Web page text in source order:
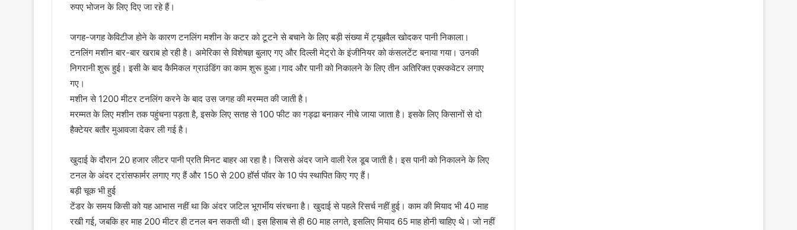
रुपए भोजन के लिए दिए जा रहे हैं।
जगह-जगह केविटीज होने के कारण टनलिंग मशीन के कटर को टूटने से बचाने के लिए बड़ी संख्या में ट्यूबवैल खोदकर पानी निकाला।
टनलिंग मशीन बार-बार खराब हो रही है। अमेरिका से विशेषज्ञ बुलाए गए और दिल्ली मेट्रो के इंजीनियर को कंसलटेंट बनाया गया। उनकी
निगरानी शुरू हुई। इसी के बाद कैमिकल ग्राउंडिंग का काम शुरू हुआ।गाद और पानी को निकालने के लिए तीन अतिरिक्त एक्स्कवेटर लगाए
गए।
मशीन से 1200 मीटर टनलिंग करने के बाद उस जगह की मरम्मत की जाती है।
मरम्मत के लिए मशीन तक पहुंचना पड़ता है, इसके लिए सतह से 100 फीट का गड्ढा बनाकर नीचे जाया जाता है। इसके लिए किसानों से दो
हैक्टेयर बतौर मुआवजा देकर ली गई है।
खुदाई के दौरान 20 हजार लीटर पानी प्रति मिनट बाहर आ रहा है। जिससे अंदर जाने वाली रेल डूब जाती है। इस पानी को निकालने के लिए
टनल के अंदर ट्रांसफार्मर लगाए गए हैं और 150 से 200 हॉर्स पॉवर के 10 पंप स्थापित किए गए हैं।
बड़ी चूक भी हुई
टेंडर के समय किसी को यह आभास नहीं था कि अंदर जटिल भूगर्भीय संरचना है। खुदाई से पहले रिसर्च नहीं हुई। काम की मियाद भी 40 माह
रखी गई, जबकि हर माह 200 मीटर ही टनल बन सकती थी। इस हिसाब से ही 60 माह लगते, इसलिए मियाद 65 माह होनी चाहिए थे। जो नहीं